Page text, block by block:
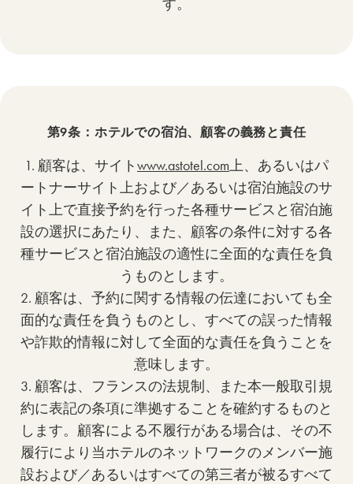
す。
第9条：ホテルでの宿泊、顧客の義務と責任
1. 顧客は、サイトwww.astotel.com上、あるいはパ
ートナーサイト上および／あるいは宿泊施設のサ
イト上で直接予約を行った各種サービスと宿泊施
設の選択にあたり、また、顧客の条件に対する各
種サービスと宿泊施設の適性に全面的な責任を負
うものとします。
2. 顧客は、予約に関する情報の伝達においても全
面的な責任を負うものとし、すべての誤った情報
や詐欺的情報に対して全面的な責任を負うことを
意味します。
3. 顧客は、フランスの法規制、また本一般取引規
約に表記の条項に準拠することを確約するものと
します。顧客による不履行がある場合は、その不
履行により当ホテルのネットワークのメンバー施
設および／あるいはすべての第三者が被るすべて